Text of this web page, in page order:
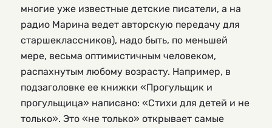
многие уже известные детские писатели, а на
радио Марина ведет авторскую передачу для
старшеклассников), надо быть, по меньшей
мере, весьма оптимистичным человеком,
распахнутым любому возрасту. Например, в
подзаголовке ее книжки «Прогульщик и
прогульщица» написано: «Стихи для детей и не
только». Это «не только» открывает самые